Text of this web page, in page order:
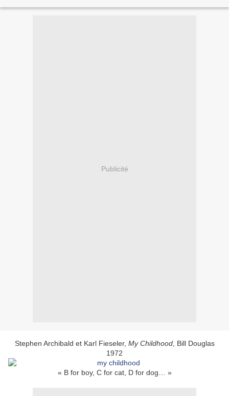
Publicité
Stephen Archibald et Karl Fieseler, My Childhood, Bill Douglas
1972
« B for boy, C for cat, D for dog… »